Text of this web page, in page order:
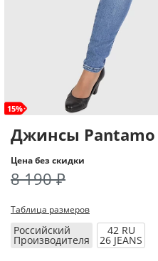
15%
Джинсы Pantamo
Цена без скидки
8 190 ₽
Таблица размеров
Российский
Производителя
42 RU
26 JEANS